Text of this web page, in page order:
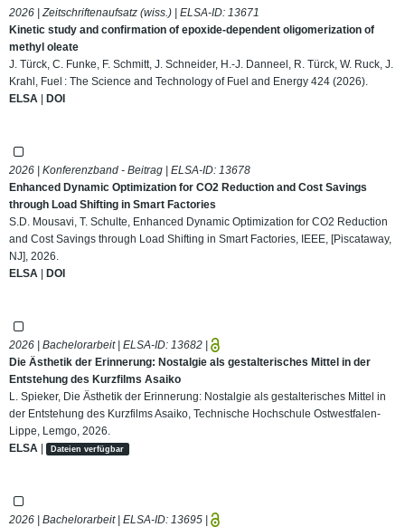
2026 | Zeitschriftenaufsatz (wiss.) | ELSA-ID: 13671
Kinetic study and confirmation of epoxide-dependent oligomerization of
methyl oleate
J. Türck, C. Funke, F. Schmitt, J. Schneider, H.-J. Danneel, R. Türck, W. Ruck, J.
Krahl, Fuel : The Science and Technology of Fuel and Energy 424 (2026).
ELSA | DOI
2026 | Konferenzband - Beitrag | ELSA-ID: 13678
Enhanced Dynamic Optimization for CO2 Reduction and Cost Savings
through Load Shifting in Smart Factories
S.D. Mousavi, T. Schulte, Enhanced Dynamic Optimization for CO2 Reduction
and Cost Savings through Load Shifting in Smart Factories, IEEE, [Piscataway,
NJ], 2026.
ELSA | DOI
2026 | Bachelorarbeit | ELSA-ID: 13682 |
Die Ästhetik der Erinnerung: Nostalgie als gestalterisches Mittel in der
Entstehung des Kurzfilms Asaiko
L. Spieker, Die Ästhetik der Erinnerung: Nostalgie als gestalterisches Mittel in
der Entstehung des Kurzfilms Asaiko, Technische Hochschule Ostwestfalen-
Lippe, Lemgo, 2026.
ELSA | Dateien verfügbar
2026 | Bachelorarbeit | ELSA-ID: 13695 |